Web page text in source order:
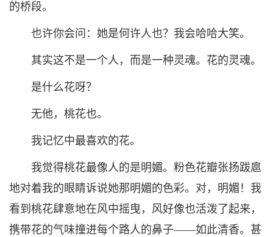
的桥段。
也许你会问：她是何许人也？我会哈哈大笑。
其实这不是一个人，而是一种灵魂。花的灵魂。
是什么花呀？
无他，桃花也。
我记忆中最喜欢的花。
我觉得桃花最像人的是明媚。粉色花瓣张扬跋扈
地对着我的眼睛诉说她那明媚的色彩。对，明媚！我
看到桃花肆意地在风中摇曳，风好像也活泼了起来，
携带花的气味撞进每个路人的鼻子——如此清香。甚